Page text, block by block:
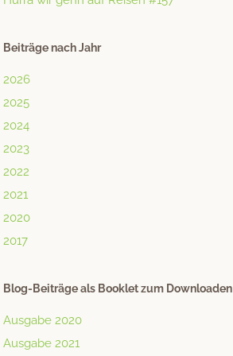
Beiträge nach Jahr
2026
2025
2024
2023
2022
2021
2020
2017
Blog-Beiträge als Booklet zum Downloaden
Ausgabe 2020
Ausgabe 2021